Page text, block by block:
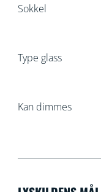
Sokkel
Type glass
Kan dimmes